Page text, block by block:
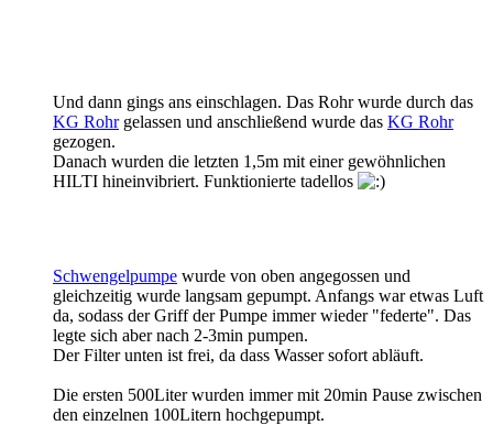
Und dann gings ans einschlagen. Das Rohr wurde durch das
KG Rohrgelassen und anschließend wurde das KG Rohr
gezogen.
Danach wurden die letzten 1,5m mit einer gewöhnlichen
HILTI hineinvibriert. Funktionierte tadellos
Schwengelpumpe wurde von oben angegossen und
gleichzeitig wurde langsam gepumpt. Anfangs war etwas Luft
da, sodass der Griff der Pumpe immer wieder "federte". Das
legte sich aber nach 2-3min pumpen.
Der Filter unten ist frei, da dass Wasser sofort abläuft.
Die ersten 500Liter wurden immer mit 20min Pause zwischen
den einzelnen 100Litern hochgepumpt.